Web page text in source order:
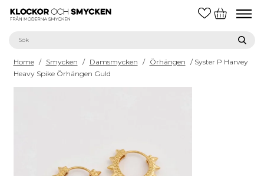
Home / Smycken / Damsmycken / Örhängen / Syster P Harvey
Heavy Spike Örhängen Guld